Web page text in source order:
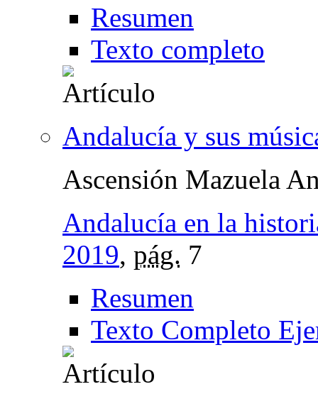
Resumen
Texto completo
Andalucía y sus
Ascensión Mazuela
Andalucía en la
2019, pág. 7
Resumen
Texto Completo